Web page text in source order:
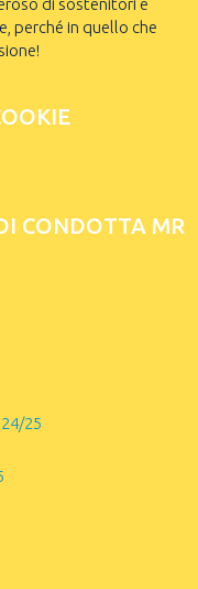
di sostenitori e
perché in quello che
CONDOTTA MR
25